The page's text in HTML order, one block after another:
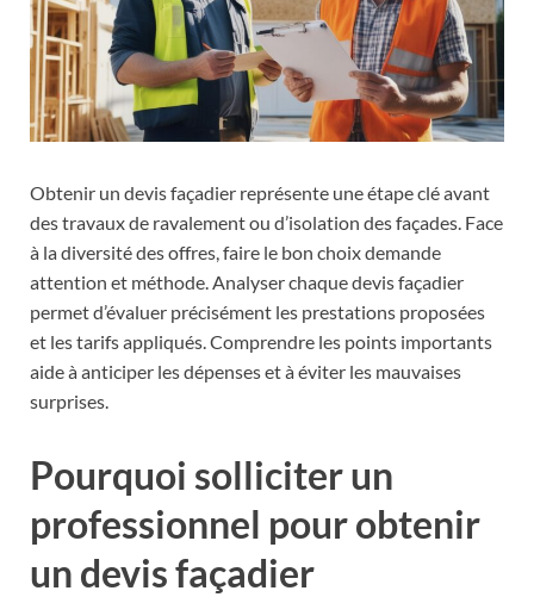
Obtenir un devis façadier représente une étape clé avant
des travaux de ravalement ou d’isolation des façades. Face
à la diversité des offres, faire le bon choix demande
attention et méthode. Analyser chaque devis façadier
permet d’évaluer précisément les prestations proposées
et les tarifs appliqués. Comprendre les points importants
aide à anticiper les dépenses et à éviter les mauvaises
surprises.
Pourquoi solliciter un
professionnel pour obtenir
un devis façadier